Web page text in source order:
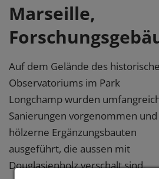
Marseille,
Auf dem Gelände des
Observatoriums im Park
Longchamp wurden
Sanierungen vorgenommen und
hölzerne Ergänzungsbauten
ausgeführt, die aussen mit
Douglasienholz verschalt sind.